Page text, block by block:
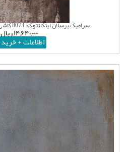
سرامیک پرسلان اینکانتو کد 8073 کاشی مرجان 60*60 Incanto
۱۴,۶۴۰,۰۰۰ریال
اطلاعات + خرید